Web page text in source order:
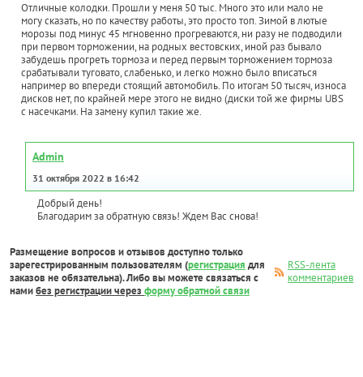
Отличные колодки. Прошли у меня 50 тыс. Много это или мало не
могу сказать, но по качеству работы, это просто топ. Зимой в лютые
морозы под минус 45 мгновенно прогреваются, ни разу не подводили
при первом торможении, на родных вестовских, иной раз бывало
забудешь прогреть тормоза и перед первым торможением тормоза
срабатывали туговато, слабенько, и легко можно было вписаться
например во впереди стоящий автомобиль. По итогам 50 тысяч, износа
дисков нет, по крайней мере этого не видно (диски той же фирмы UBS
с насечками. На замену купил такие же.
Admin
31 октября 2022 в 16:42
Добрый день!
Благодарим за обратную связь! Ждем Вас снова!
Размещение вопросов и отзывов доступно только
зарегестрированным пользователям (регистрация для
заказов не обязательна). Либо вы можете связаться с
намибез регистрации через форму обратной связи
RSS-лента
комментариев